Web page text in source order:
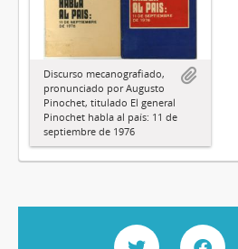
Discurso mecanografiado,
pronunciado por Augusto
Pinochet, titulado El general
Pinochet habla al país: 11 de
septiembre de 1976